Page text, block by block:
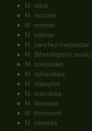
M. rekoi
M. roczekii
M. roemeri
M. saboae
M. sanchez-mejoradae
M. (Mamillopsis) senilis
M. solisioides
M. sphacelata
M. stampferi
M. surculosa
M. theresae
M. thomsonii
M. viereckii